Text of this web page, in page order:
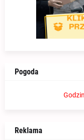
Pogoda
Reklama